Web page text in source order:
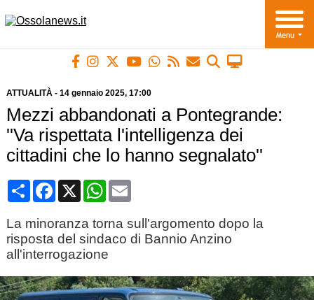
ATTUALITÀ- 14 gennaio 2025, 17:00
Mezzi abbandonati a Pontegrande:
''Va rispettata l'intelligenza dei
cittadini che lo hanno segnalato''
CondividiFacebook
X WhatsApp
Email
La minoranza torna sull'argomento dopo la
risposta del sindaco di Bannio Anzino
all'interrogazione